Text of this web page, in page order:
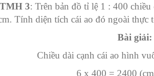
3: Trên bản đồ tỉ lệ 1 : 400
Tính diện tích cái ao đó ngoài thực
Bài giải:
Chiều dài cạnh cái ao hình
6 x 400 = 2400